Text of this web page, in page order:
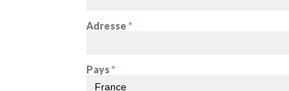
Adresse *
Pays*